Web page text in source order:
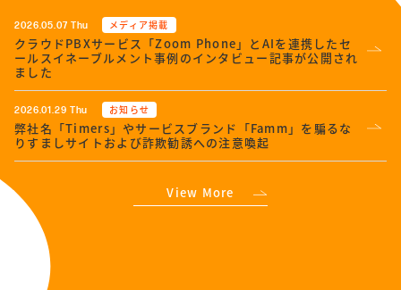
2026.05.07 Thu メディア掲載
クラウドPBXサービス「Zoom Phone」とAIを連携したセ
ールスイネーブルメント事例のインタビュー記事が公開され
ました
2026.01.29 Thu お知らせ
弊社名「Timers」やサービスブランド「Famm」を騙るな
りすましサイトおよび詐欺勧誘への注意喚起
View More